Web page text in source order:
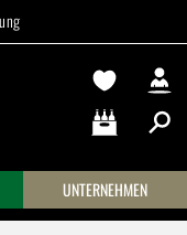
Warenkorb
UNTERNEHMEN